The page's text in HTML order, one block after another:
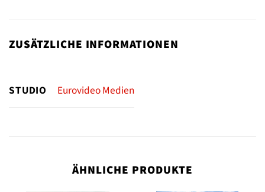
ZUSÄTZLICHE INFORMATIONEN
STUDIO Eurovideo Medien
ÄHNLICHE PRODUKTE